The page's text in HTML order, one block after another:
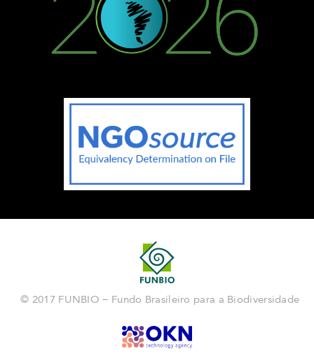
© 2017 FUNBIO – Fundo Brasileiro para a Biodiversidade